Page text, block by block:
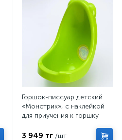
Горшок-писсуар детский
«Монстрик», с наклейкой
для приучения к горшку
3 949 тг /шт